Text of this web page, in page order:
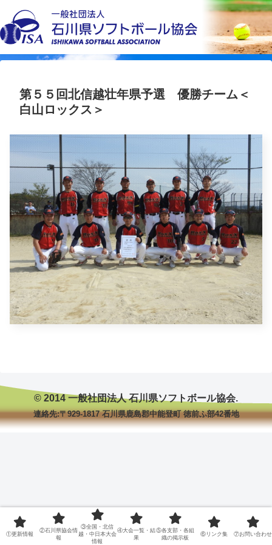
第５５回北信越壮年県予選 優勝チーム＜
白山ロックス＞
© 2014 一般社団法人 石川県ソフトボール協会.
連絡先:〒929-1817 石川県鹿島郡中能登町 徳前ふ部42番地
①更新情報
②石川県協会情
報
③全国・北信
越・中日本大会
情報
④大会一覧・結
果
⑤各支部・各組
織の掲示板
⑥リンク集 ⑦お問い合わせ